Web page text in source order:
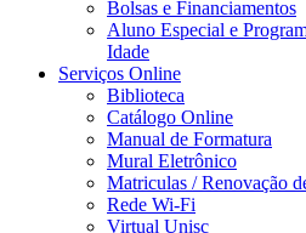
Bolsas e Financiamentos
Aluno Especial e
Idade
Serviços Online
Biblioteca
Catálogo Online
Manual de Formatura
Mural Eletrônico
Matriculas / Renovação
Rede Wi-Fi
Virtual Unisc